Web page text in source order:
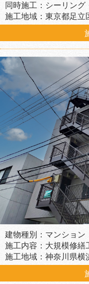
同時施工：シーリング
施工地域：東京都足立
建物種別：マンション
施工内容：大規模修繕
施工地域：神奈川県横